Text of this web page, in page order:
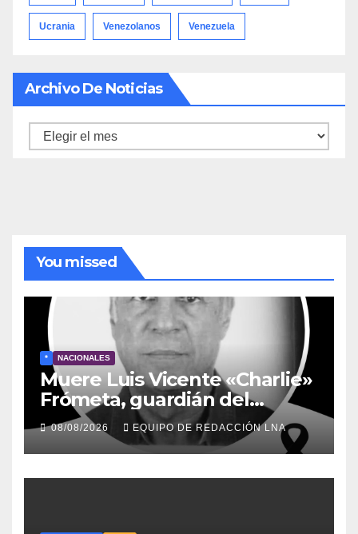
Ucrania Venezolanos Venezuela
Archivo De Noticias
Archivo
You missed
* NACIONALES
Muere Luis Vicente «Charlie»
Frómeta, guardián del
legado musical de la Billo’s
Caracas Boys
08/08/2026 EQUIPO DE REDACCIÓN LNA